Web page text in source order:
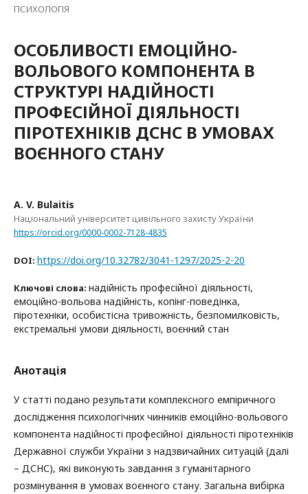
ПСИХОЛОГІЯ
ОСОБЛИВОСТІ ЕМОЦІЙНО-
ВОЛЬОВОГО КОМПОНЕНТА В
СТРУКТУРІ НАДІЙНОСТІ
ПРОФЕСІЙНОЇ ДІЯЛЬНОСТІ
ПІРОТЕХНІКІВ ДСНС В УМОВАХ
ВОЄННОГО СТАНУ
A. V. Bulaitis
Національний університет цивільного захисту України
https://orcid.org/0000-0002-7128-4835
DOI: https://doi.org/10.32782/3041-1297/2025-2-20
Ключові слова: надійність професійної діяльності,
емоційно-вольова надійність, копінг-поведінка,
піротехніки, особистісна тривожність, безпомилковість,
екстремальні умови діяльності, воєнний стан
Анотація
У статті подано результати комплексного емпіричного
дослідження психологічних чинників емоційно-вольового
компонента надійності професійної діяльності піротехніків
Державної служби України з надзвичайних ситуацій (далі
– ДСНС), які виконують завдання з гуманітарного
розмінування в умовах воєнного стану. Загальна вибірка